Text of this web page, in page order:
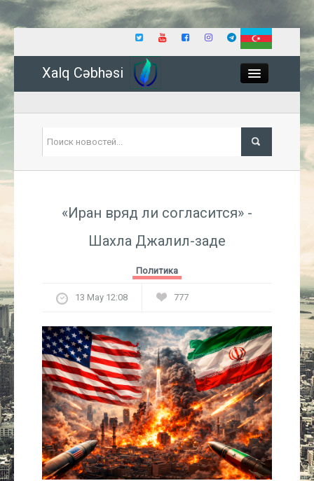
Xalq Cəbhəsi
Экономика
Культура
Интервью
Виды спорта
Проект
Литература
«Иран вряд ли согласится» -
Шахла Джалил-заде
Политика
13 May 12:08 777